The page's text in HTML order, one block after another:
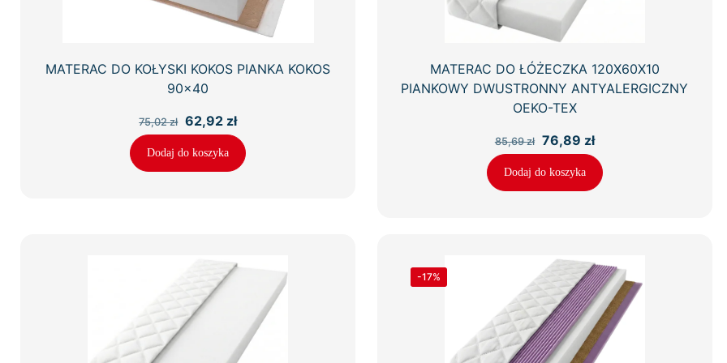
MATERAC DO KOŁYSKI KOKOS PIANKA KOKOS
90×40
75,02zł Pierwotna
cena
wynosiła:
75,02 zł.
62,92 złAktualna
wynosi:
62,92 zł.
Dodaj do koszyka
MATERAC DO ŁÓŻECZKA 120X60X10
PIANKOWY DWUSTRONNY ANTYALERGICZNY
OEKO-TEX
85,69zł
Pierwotna
cena
wynosiła:
85,69 zł.
76,89 złAktualna
wynosi:
76,89 zł.
Dodaj do koszyka
-17%